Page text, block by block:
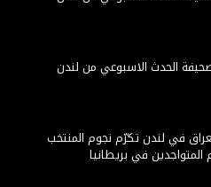
في لندن تكرّم نجوم المنتخب
في بريطانيا